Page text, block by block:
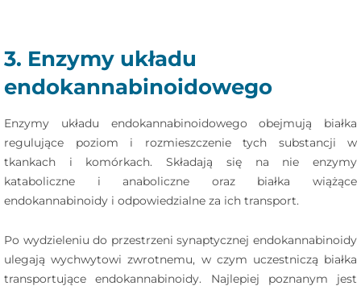
3. Enzymy układu
endokannabinoidowego
Enzymy układu endokannabinoidowego obejmują białka
regulujące poziom i rozmieszczenie tych substancji w
tkankach i komórkach. Składają się na nie enzymy
kataboliczne i anaboliczne oraz białka wiążące
endokannabinoidy i odpowiedzialne za ich transport.
Po wydzieleniu do przestrzeni synaptycznej endokannabinoidy
ulegają wychwytowi zwrotnemu, w czym uczestniczą białka
transportujące endokannabinoidy. Najlepiej poznanym jest